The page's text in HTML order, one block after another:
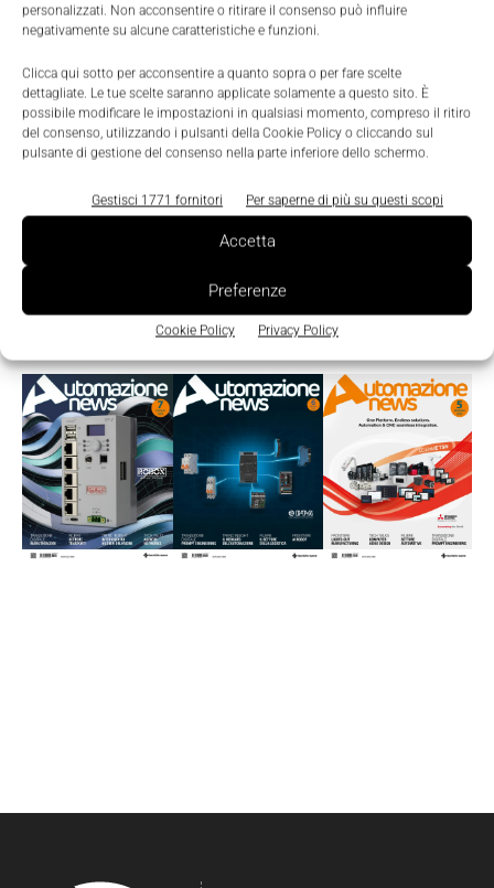
personalizzati. Non acconsentire o ritirare il consenso può influire
negativamente su alcune caratteristiche e funzioni.
Clicca qui sotto per acconsentire a quanto sopra o per fare scelte
dettagliate. Le tue scelte saranno applicate solamente a questo sito. È
possibile modificare le impostazioni in qualsiasi momento, compreso il ritiro
del consenso, utilizzando i pulsanti della Cookie Policy o cliccando sul
pulsante di gestione del consenso nella parte inferiore dello schermo.
Gestisci 1771 fornitori Per saperne di più su questi scopi
Accetta
Preferenze
Cookie Policy Privacy Policy